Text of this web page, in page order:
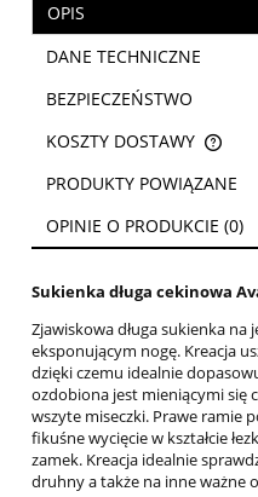
OPIS
DANE TECHNICZNE
BEZPIECZEŃSTWO
KOSZTY DOSTAWY
CENA NIE ZAWIERA
PRODUKTY POWIĄZANE
OPINIE O PRODUKCIE (0)
Sukienka długa cekinowa
Zjawiskowa długa sukienka na
eksponującym nogę. Kreacja
dzięki czemu idealnie
ozdobiona jest mieniącymi się
wszyte miseczki. Prawe ramie
fikuśne wycięcie w kształcie
zamek. Kreacja idealnie
druhny a także na inne ważne